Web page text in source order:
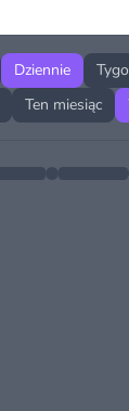
Dziennie
Ten miesiąc